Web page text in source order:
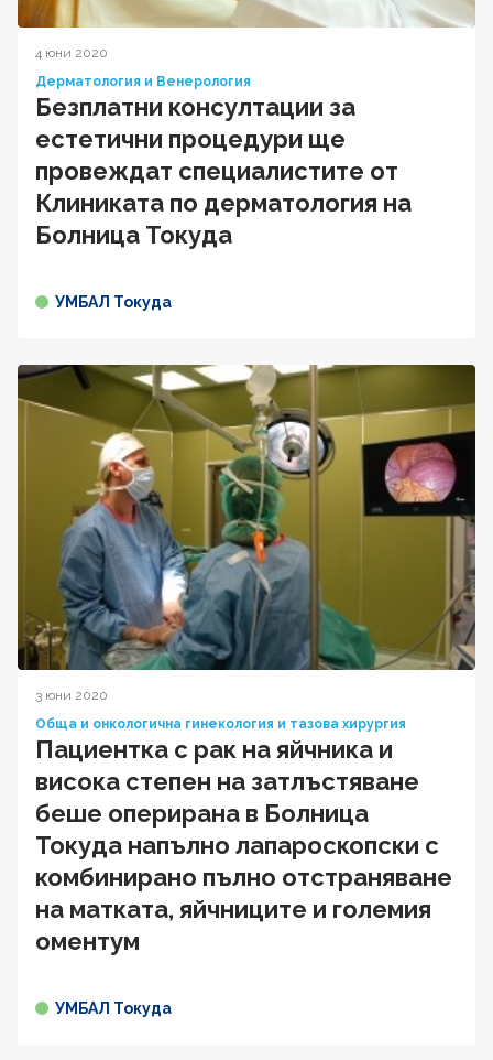
4 юни 2020
Дерматология и Венерология
Безплатни консултации за
естетични процедури ще
провеждат специалистите от
Клиниката по дерматология на
Болница Токуда
УМБАЛ Токуда
3 юни 2020
Обща и онкологична гинекология и тазова хирургия
Пациентка с рак на яйчника и
висока степен на затлъстяване
беше оперирана в Болница
Токуда напълно лапароскопски с
комбинирано пълно отстраняване
на матката, яйчниците и големия
оментум
УМБАЛ Токуда